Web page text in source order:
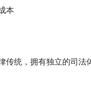
本
传统，拥有独立的司